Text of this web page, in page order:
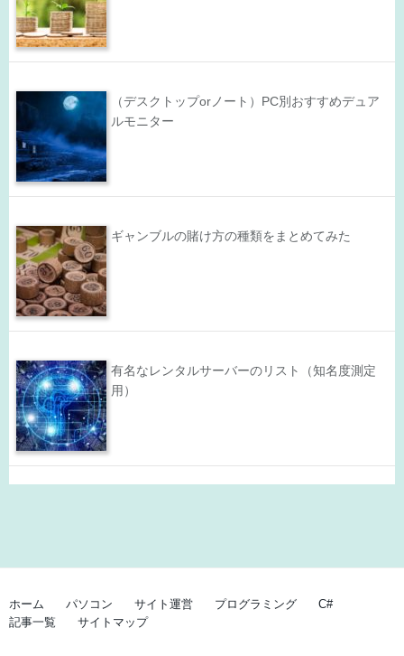
（デスクトップorノート）PC別おすすめデュア
ルモニター
ギャンブルの賭け方の種類をまとめてみた
有名なレンタルサーバーのリスト（知名度測定
用）
ホーム パソコン サイト運営 プログラミング
C#
記事一覧
サイトマップ